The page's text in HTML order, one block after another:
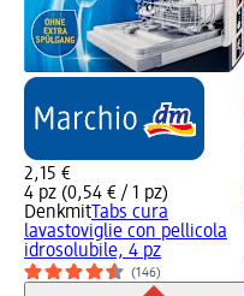
2,15 €
4 pz (0,54 € / 1 pz)
Denkmit Tabs cura
lavastoviglie con pellicola
idrosolubile, 4 pz
(146)